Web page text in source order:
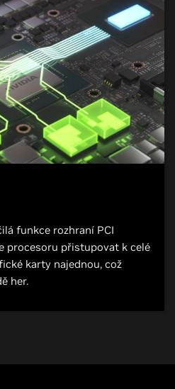
funkce rozhraní PCI
procesoru přistupovat k celé
karty najednou, což
her.